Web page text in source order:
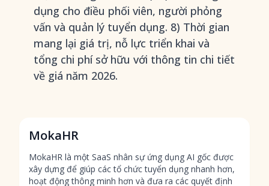
dụng cho điều phối viên, người phỏng
vấn và quản lý tuyển dụng. 8) Thời gian
mang lại giá trị, nỗ lực triển khai và
tổng chi phí sở hữu với thông tin chi tiết
về giá năm 2026.
MokaHR
MokaHR là một SaaS nhân sự ứng dụng AI gốc được
xây dựng để giúp các tổ chức tuyển dụng nhanh hơn,
hoạt động thông minh hơn và đưa ra các quyết định